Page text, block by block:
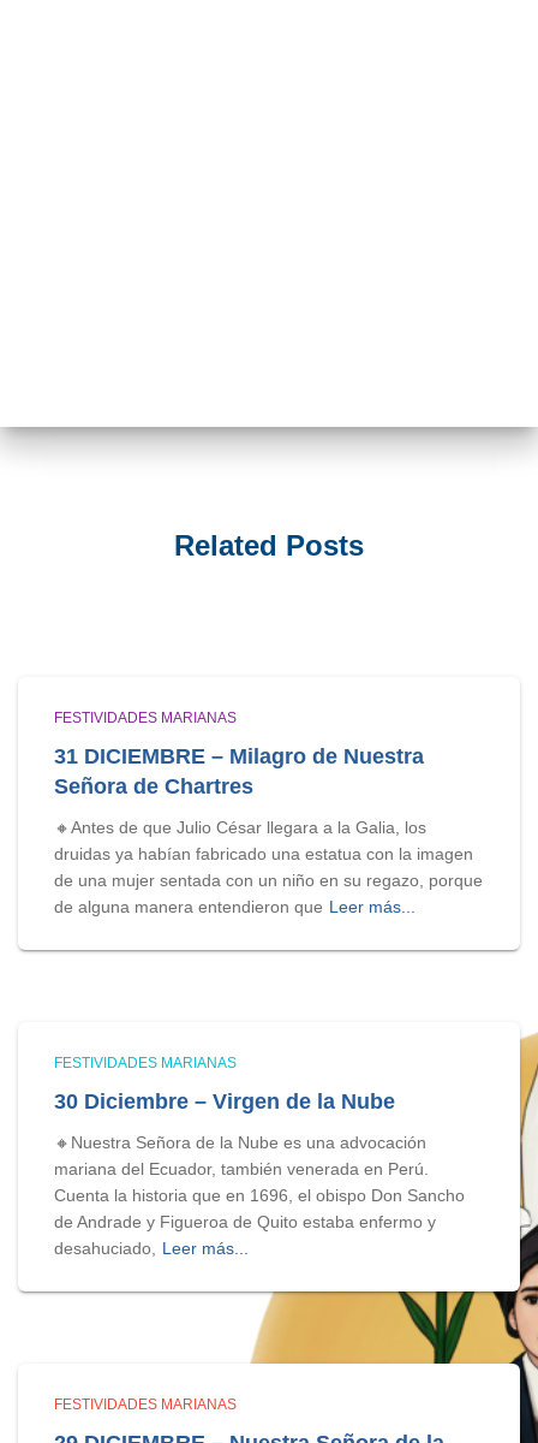
Related Posts
FESTIVIDADES MARIANAS
31 DICIEMBRE – Milagro de Nuestra
Señora de Chartres
🔸Antes de que Julio César llegara a la Galia, los
druidas ya habían fabricado una estatua con la imagen
de una mujer sentada con un niño en su regazo, porque
de alguna manera entendieron que Leer más...
FESTIVIDADES MARIANAS
30 Diciembre – Virgen de la Nube
🔸Nuestra Señora de la Nube es una advocación
mariana del Ecuador, también venerada en Perú.
Cuenta la historia que en 1696, el obispo Don Sancho
de Andrade y Figueroa de Quito estaba enfermo y
desahuciado,
Leer más...
FESTIVIDADES MARIANAS